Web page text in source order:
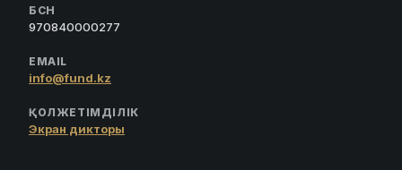
БСН
970840000277
EMAIL
info@fund.kz
ҚОЛЖЕТІМДІЛІК
Экран дикторы